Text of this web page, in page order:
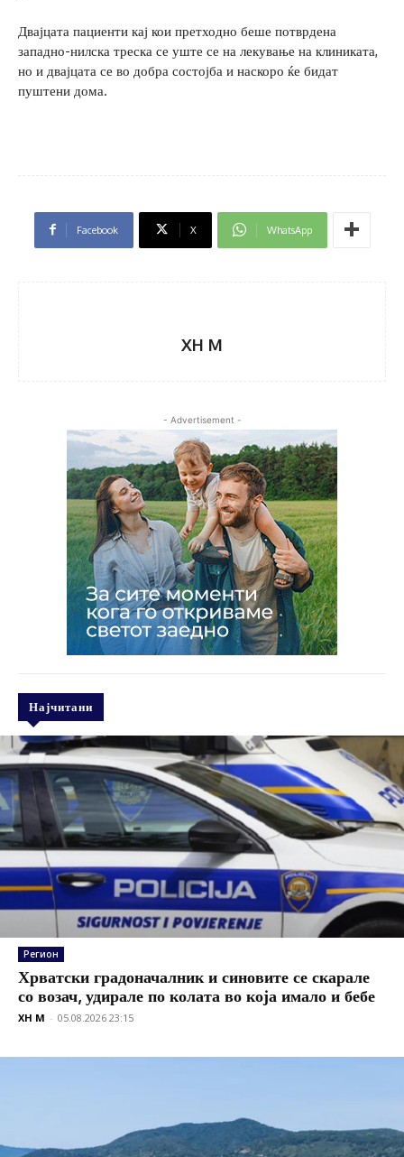
Двајцата пациенти кај кои претходно беше потврдена
западно-нилска треска се уште се на лекување на клиниката,
но и двајцата се во добра состојба и наскоро ќе бидат
пуштени дома.
Facebook X WhatsApp
XH M
- Advertisement -
Најчитани
Регион
Хрватски градоначалник и синовите се скарале
со возач, удирале по колата во која имало и бебе
XH M - 05.08.2026 23:15